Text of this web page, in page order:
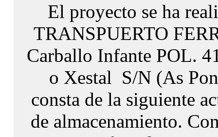
El proyecto se ha
TRANSPUERTO
Carballo Infante POL.
o Xestal S/N (As
consta de la siguiente
de almacenamiento.